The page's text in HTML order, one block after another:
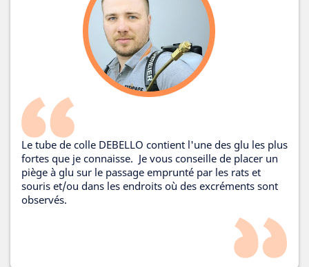
Le tube de colle DEBELLO contient l'une des glu les plus
fortes que je connaisse. Je vous conseille de placer un
piège à glu sur le passage emprunté par les rats et
souris et/ou dans les endroits où des excréments sont
observés.